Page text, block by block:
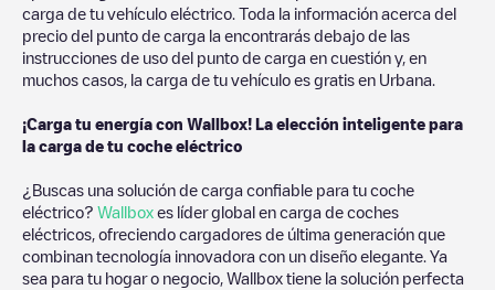
carga de tu vehículo eléctrico. Toda la información acerca del
precio del punto de carga la encontrarás debajo de las
instrucciones de uso del punto de carga en cuestión y, en
muchos casos, la carga de tu vehículo es gratis en Urbana
¡Carga tu energía con Wallbox! La elección inteligente para
la carga de tu coche eléctrico
¿Buscas una solución de carga confiable para tu coche
eléctrico? Wallbox es líder global en carga de coches
eléctricos, ofreciendo cargadores de última generación que
combinan tecnología innovadora con un diseño elegante. Ya
sea para tu hogar o negocio, Wallbox tiene la solución perfecta